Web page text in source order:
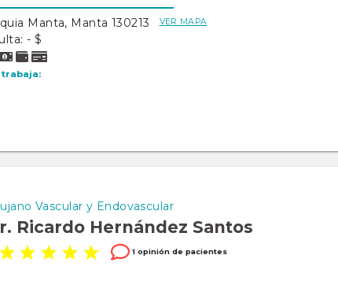
Manta, Manta 130213 VER MAPA
- $
trabaja:
Vascular y Endovascular
Ricardo Hernández Santos
1 opinión de pacientes